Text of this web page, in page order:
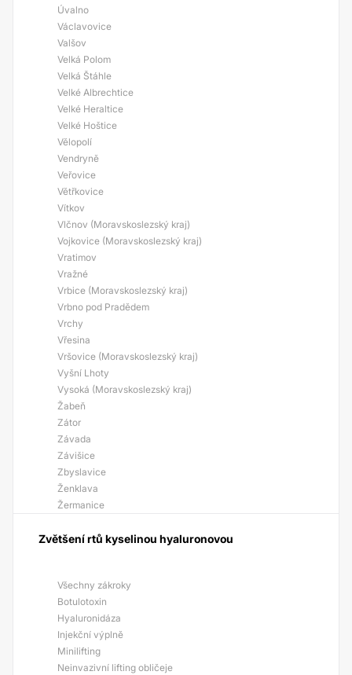
Úvalno
Václavovice
Valšov
Velká Polom
Velká Štáhle
Velké Albrechtice
Velké Heraltice
Velké Hoštice
Vělopolí
Vendryně
Veřovice
Větřkovice
Vítkov
Vlčnov (Moravskoslezský kraj)
Vojkovice (Moravskoslezský kraj)
Vratimov
Vražné
Vrbice (Moravskoslezský kraj)
Vrbno pod Pradědem
Vrchy
Vřesina
Vršovice (Moravskoslezský kraj)
Vyšní Lhoty
Vysoká (Moravskoslezský kraj)
Žabeň
Zátor
Závada
Závišice
Zbyslavice
Ženklava
Žermanice
Zvětšení rtů kyselinou hyaluronovou
Všechny zákroky
Botulotoxin
Hyaluronidáza
Injekční výplně
Minilifting
Neinvazivní lifting obličeje